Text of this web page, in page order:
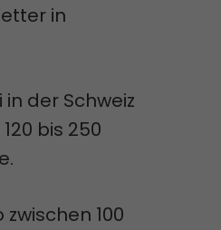
in
der Schweiz
bis 250
100